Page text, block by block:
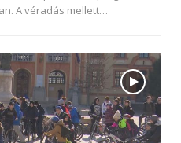
A véradás mellett…